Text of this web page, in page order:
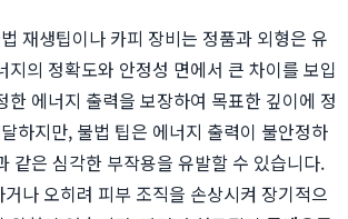
재생팁이나 카피 장비는 정품과 외형은 유
지의 정확도와 안정성 면에서 큰 차이를 보입
한 에너지 출력을 보장하여 목표한 깊이에 정
하지만, 불법 팁은 에너지 출력이 불안정하
같은 심각한 부작용을 유발할 수 있습니다.
나 오히려 피부 조직을 손상시켜 장기적으